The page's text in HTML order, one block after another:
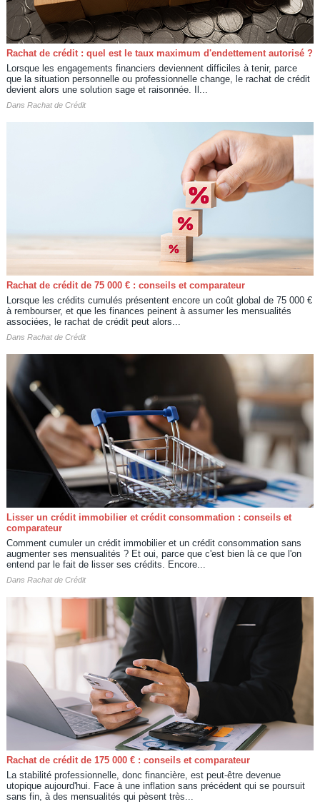
Rachat de crédit : quel est le taux maximum d'endettement autorisé ?
Lorsque les engagements financiers deviennent difficiles à tenir, parce
que la situation personnelle ou professionnelle change, le rachat de crédit
devient alors une solution sage et raisonnée. Il...
Dans Rachat de Crédit
Rachat de crédit de 75 000 € : conseils et comparateur
Lorsque les crédits cumulés présentent encore un coût global de 75 000 €
à rembourser, et que les finances peinent à assumer les mensualités
associées, le rachat de crédit peut alors...
Dans Rachat de Crédit
Lisser un crédit immobilier et crédit consommation : conseils et
comparateur
Comment cumuler un crédit immobilier et un crédit consommation sans
augmenter ses mensualités ? Et oui, parce que c'est bien là ce que l'on
entend par le fait de lisser ses crédits. Encore...
Dans Rachat de Crédit
Rachat de crédit de 175 000 € : conseils et comparateur
La stabilité professionnelle, donc financière, est peut-être devenue
utopique aujourd'hui. Face à une inflation sans précédent qui se poursuit
sans fin, à des mensualités qui pèsent très...